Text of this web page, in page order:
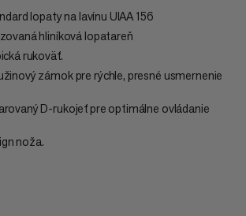
lopaty na lavínu UIAA 156
hliníková lopatareň
rukoväť.
zámok pre rýchle, presné usmernenie
D-rukojeť pre optimálne ovládanie
noža.